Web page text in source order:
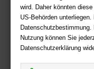
wird. Daher könnten
US-Behörden
Nutzung können Sie
Datenschutzerklärung
Zahlweisen